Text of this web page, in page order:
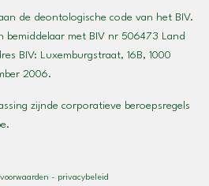
de deontologische code van het BIV.
bemiddelaar met BIV nr 506473 Land
BIV: Luxemburgstraat, 16B, 1000
2006.
zijnde corporatieve beroepsregels
.
- privacybeleid